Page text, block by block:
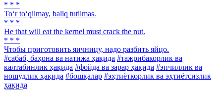
* * *
To‘r to‘qilmay, baliq tutilmas.
* * *
He that will eat the kernel must crack the nut.
* * *
Чтобы приготовить яичницу, надо разбить яйцо.
#сабаб, баҳона ва натижа ҳақида #тажрибакорлик ва
калтабинлик ҳақида #фойда ва зарар ҳақида #эпчиллик ва
ношудлик ҳақида #бошқалар #эҳтиёткорлик ва эҳтиётсизлик
ҳақида